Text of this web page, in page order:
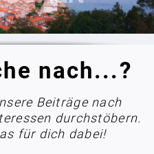
nach...?
Beiträge nach
durchstöbern.
für dich dabei!